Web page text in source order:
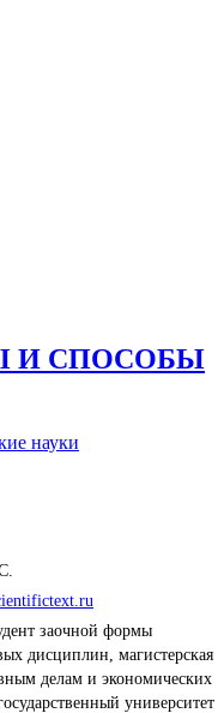
И СПОСОБЫ
науки
заочной формы
дисциплин, магистерская
делам и экономических
университет